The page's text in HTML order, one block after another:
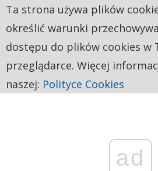
ad
Ta strona używa plików
określić warunki
dostępu do plików cookies w
przeglądarce. Więcej
naszej: Polityce Cookies